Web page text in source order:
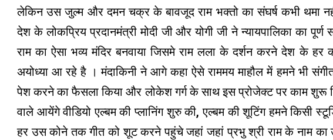
लेकिन उस जुल्म और दमन चक्र के बावजूद राम भक्तो का संघर्ष कभी थमा
देश के लोकप्रिय प्रदानमंत्री मोदी जी और योगी जी ने न्यायपालिका का
राम का ऐसा भव्य मंदिर बनवाया जिसमे राम लला के दर्शन करने देश के हर
अयोध्या आ रहे है । मंदाकिनी ने आगे कहा ऐसे राममय माहौल में हमने भी
पेश करने का फैसला किया और लोकेश गर्ग के साथ इस प्रोजेक्ट पर काम शुरू
वाले आयेंगे वीडियो एल्बम की प्लानिंग शुरु की, एल्बम की शूटिंग हमने किसी
हर उस कोने तक गीत को शूट करने पहुंचे जहां जहां प्रभु श्री राम के नाम का